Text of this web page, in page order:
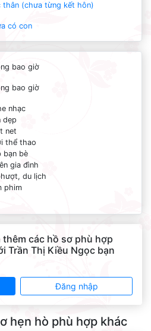
thân (chưa từng kết hôn)
có con
bao giờ
bao giờ
nhạc
dẹp
net
thể thao
bạn bè
gia đình
du lịch
phim
các hồ sơ phù hợp
Trần Thị Kiều Ngọc bạn
Đăng nhập
hẹn hò phù hợp khác